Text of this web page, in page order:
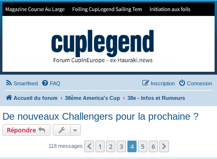
Forum de Cup In Europe
Smartfeed FAQ Connexion
Inscription
Accueil du forum 38ème America's Cup 38e - Infos et Rumeurs
De nouveaux Challengers pour la prochaine ?
Répondre
118 messages Précédent
1 2 3 4 5 6